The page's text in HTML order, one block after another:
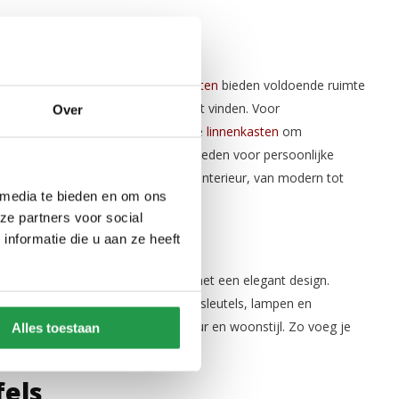
Over
te bieden en om ons
partners voor social
die u aan ze heeft
Alles toestaan
en interieur. Onzekledingkasten bieden voldoende ruimte
accessoires die je snel terug wilt vinden. Voor
zijn. Daarnaast zijn er praktische linnenkasten om
naast je bed extra opbergruimte bieden voor persoonlijke
altijd een kast die past bij jouw interieur, van modern tot
praktische opbergruimte met een elegant design.
de hal als een stijlvolle plek voor sleutels, lampen en
dressoir dat past bij jouw interieur en woonstijl. Zo voeg je